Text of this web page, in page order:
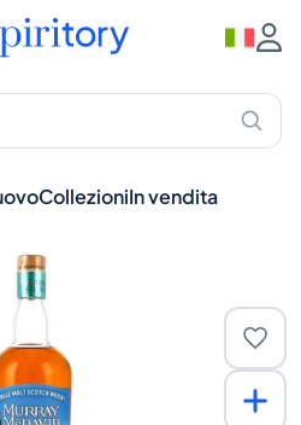
CollezioniIn vendita